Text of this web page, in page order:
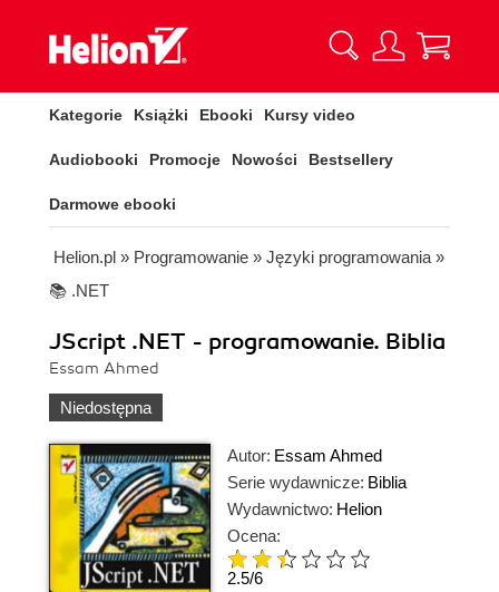
Kategorie Książki Ebooki Kursy video
Audiobooki Promocje Nowości Bestsellery
Darmowe ebooki
Helion.pl » Programowanie » Języki programowania »
📚 .NET
JScript .NET - programowanie. Biblia
Essam Ahmed
Niedostępna
Autor: Essam Ahmed
Serie wydawnicze: Biblia
Wydawnictwo: Helion
Ocena:
2.5/6